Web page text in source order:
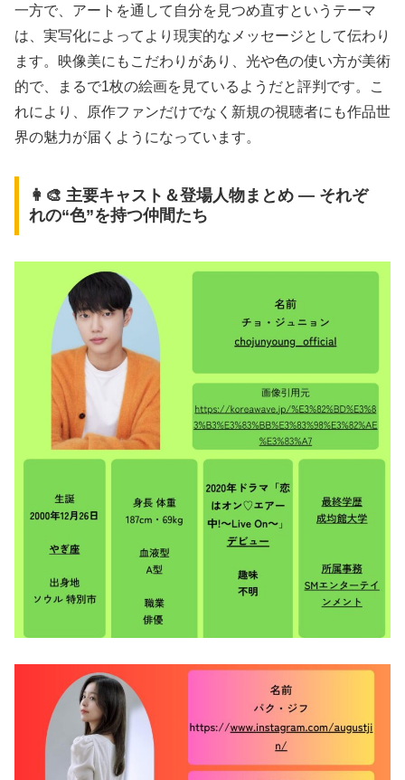
一方で、アートを通して自分を見つめ直すというテーマ
は、実写化によってより現実的なメッセージとして伝わり
ます。映像美にもこだわりがあり、光や色の使い方が美術
的で、まるで1枚の絵画を見ているようだと評判です。こ
れにより、原作ファンだけでなく新規の視聴者にも作品世
界の魅力が届くようになっています。
👩‍🎨 主要キャスト＆登場人物まとめ ― それぞ
れの“色”を持つ仲間たち